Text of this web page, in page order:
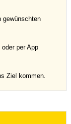
gewünschten
per App
Ziel kommen.